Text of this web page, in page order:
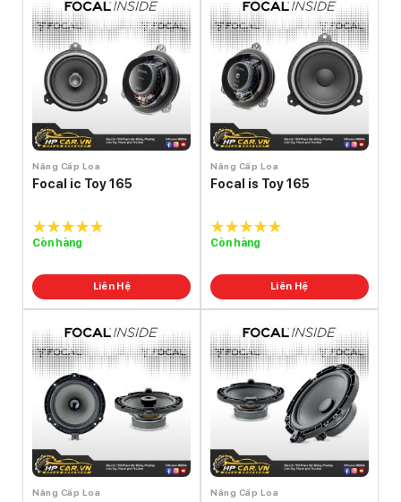
Nâng Cấp Loa
Focal ic Toy 165
5.0out of
Còn hàng
Liên Hệ
Nâng Cấp Loa
Focal is Toy 165
5.0out of
Còn hàng
Liên Hệ
Nâng Cấp Loa Nâng Cấp Loa